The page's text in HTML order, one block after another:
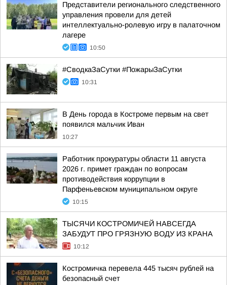
Представители регионального следственного
управления провели для детей
интеллектуально-ролевую игру в палаточном
лагере
10:50
#СводкаЗаСутки #ПожарыЗаСутки
10:31
В День города в Костроме первым на свет
появился мальчик Иван
10:27
Работник прокуратуры области 11 августа
2026 г. примет граждан по вопросам
противодействия коррупции в
Парфеньевском муниципальном округе
10:15
ТЫСЯЧИ КОСТРОМИЧЕЙ НАВСЕГДА
ЗАБУДУТ ПРО ГРЯЗНУЮ ВОДУ ИЗ КРАНА
10:12
Костромичка перевела 445 тысяч рублей на
безопасный счет